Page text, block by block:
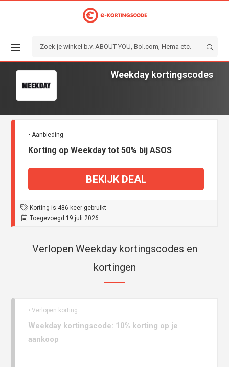
Weekday kortingscodes
• Aanbieding
Korting op Weekday tot 50% bij ASOS
BEKIJK DEAL
Korting is 486 keer gebruikt
Toegevoegd 19 juli 2026
Verlopen Weekday kortingscodes en
kortingen
• Verlopen korting
Weekday kortingscode: 10% korting op je
aankoop